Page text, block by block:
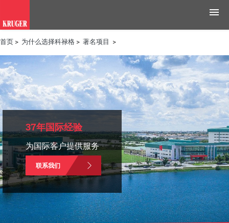
产品
应用领域
工具与资源
新闻媒体
为什么选择科禄格
招聘
联系我们
首页 > 为什么选择科禄格 > 著名项目 >
37年国际经验
为国际客户提供服务
联系我们